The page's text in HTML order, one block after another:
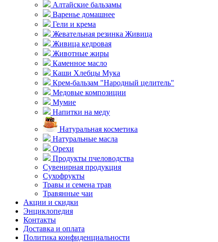
Алтайские бальзамы
Варенье домашнее
Гели и крема
Жевательная резинка Живица
Живица кедровая
Животные жиры
Каменное масло
Каши Хлебцы Мука
Крем-бальзам "Народный целитель"
Медовые композиции
Мумие
Напитки на меду
Натуральная косметика
Натуральные масла
Орехи
Продукты пчеловодства
Сувенирная продукция
Сухофрукты
Травы и семена трав
Травянные чаи
Акции и скидки
Энциклопедия
Контакты
Доставка и оплата
Политика конфиденциальности